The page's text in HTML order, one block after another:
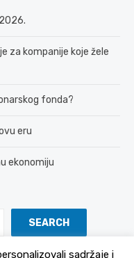
za kompanije koje žele
fonda?
eru
ekonomiju
SEARCH
sadržaje i